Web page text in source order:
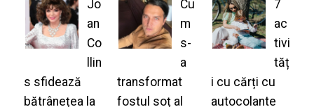
Jo
an
Co
llin
s sfidează
bătrânețea la
Cu
m
s-
a
transformat
fostul soț al
7
ac
tivi
tăț
i cu cărți cu
autocolante